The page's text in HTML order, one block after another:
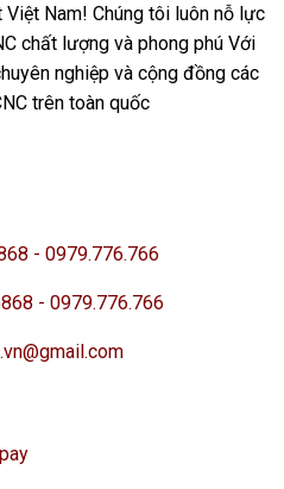
Nam! Chúng tôi luôn nỗ lực
chất lượng và phong phú Với
nghiệp và cộng đồng các
trên toàn quốc
- 0979.776.766
- 0979.776.766